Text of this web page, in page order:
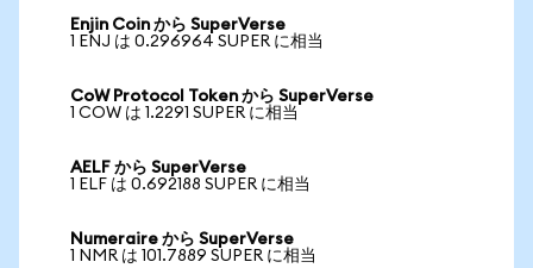
Enjin Coin から SuperVerse
1 ENJ は 0.296964 SUPER に相当
CoW Protocol Token から SuperVerse
1 COW は 1.2291 SUPER に相当
AELF から SuperVerse
1 ELF は 0.692188 SUPER に相当
Numeraire から SuperVerse
1 NMR は 101.7889 SUPER に相当